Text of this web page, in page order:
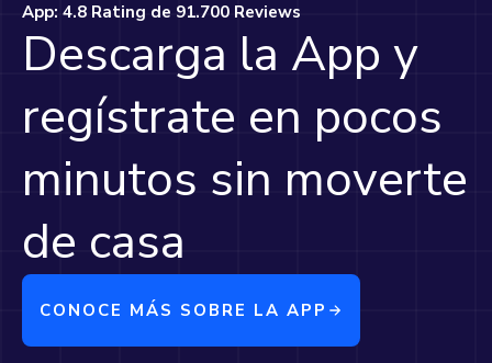
App: 4.8 Rating de 91.700 Reviews
Descarga la App y
regístrate en pocos
minutos sin moverte
de casa
CONOCE MÁS SOBRE LA APP